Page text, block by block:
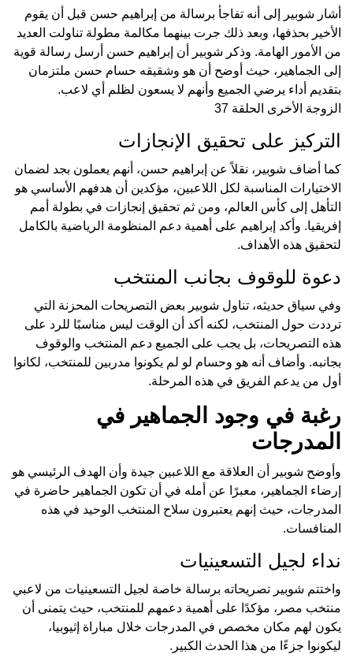
أشار شوبير إلى أنه تفاجأ برسالة من إبراهيم حسن قبل أن يقوم
الأخير بحذفها، وبعد ذلك جرت بينهما مكالمة مطولة تناولت العديد
من الأمور الهامة. وذكر شوبير أن إبراهيم حسن أرسل رسالة قوية
إلى الجماهير، حيث أوضح أن هو وشقيقه حسام حسن ملتزمان
بتقديم أداء يرضي الجميع وأنهم لا يسعون لظلم أي لاعب.
الزوجة الأخرى الحلقة 37
التركيز على تحقيق الإنجازات
كما أضاف شوبير، نقلاً عن إبراهيم حسن، أنهم يعملون بجد لضمان
الاختيارات المناسبة لكل اللاعبين، مؤكدين أن هدفهم الأساسي هو
التأهل إلى كأس العالم، ومن ثم تحقيق إنجازات في بطولة أمم
إفريقيا. وأكد إبراهيم على أهمية دعم المنظومة الرياضية بالكامل
لتحقيق هذه الأهداف.
دعوة للوقوف بجانب المنتخب
وفي سياق حديثه، تناول شوبير بعض التصريحات المحزنة التي
ترددت حول المنتخب، لكنه أكد أن الوقت ليس مناسبًا للرد على
هذه التصريحات، بل يجب على الجميع دعم المنتخب والوقوف
بجانبه. وأضاف أنه هو وحسام لو لم يكونوا مدربين للمنتخب، لكانوا
أول من يدعم الفريق في هذه المرحلة.
رغبة في وجود الجماهير في
المدرجات
وأوضح شوبير أن العلاقة مع اللاعبين جيدة وأن الهدف الرئيسي هو
إرضاء الجماهير، معبرًا عن أمله في أن تكون الجماهير حاضرة في
المدرجات، حيث إنهم يعتبرون سلاح المنتخب الوحيد في هذه
المنافسات.
نداء لجيل التسعينيات
واختتم شوبير تصريحاته برسالة خاصة لجيل التسعينيات من لاعبي
منتخب مصر، مؤكدًا على أهمية دعمهم للمنتخب، حيث يتمنى أن
يكون لهم مكان مخصص في المدرجات خلال مباراة إثيوبيا،
ليكونوا جزءًا من هذا الحدث الكبير.